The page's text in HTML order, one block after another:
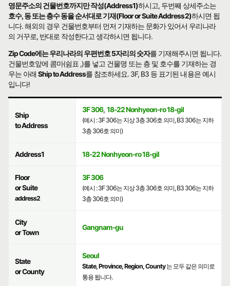
영문주소의 건물번호까지만 작성(Address1)하시고, 두번째 상세주소는
호수, 동 또는 층수 동을 순서대로 기재(Floor or Suite Address2)하시면 됩
니다. 해외의 경우 건물번호부터 먼저 기재하는 문화가 있어서 우리나라
의 거꾸로, 반대로 작성한다고 생각하시면 됩니다.
Zip Code에는 우리나라의 우편번호 5자리의 숫자를 기재해주시면 됩니다.
건물번호앞에 콤마(쉼표 ,)를 넣고 건물명 또는 층 및 호수를 기재하는 경
우는 아래Ship to Address를 참조하세요. 3F, B3 등 표기된 내용은 예시
입니다!
Ship
to Address
3F 306, 18-22 Nonhyeon-ro 18-gil
(예시 : 3F 306는 지상 3층 306호 의미, B3 306는 지하
3층 306호 의미)
Address1 18-22 Nonhyeon-ro 18-gil
Floor
or Suite
address2
3F 306
(예시 : 3F 306는 지상 3층 306호 의미, B3 306는 지하
3층 306호 의미)
City
or Town
Gangnam-gu
State
or County
Seoul
State, Province, Region, County는 모두 같은 의미로
통용 됩니다.